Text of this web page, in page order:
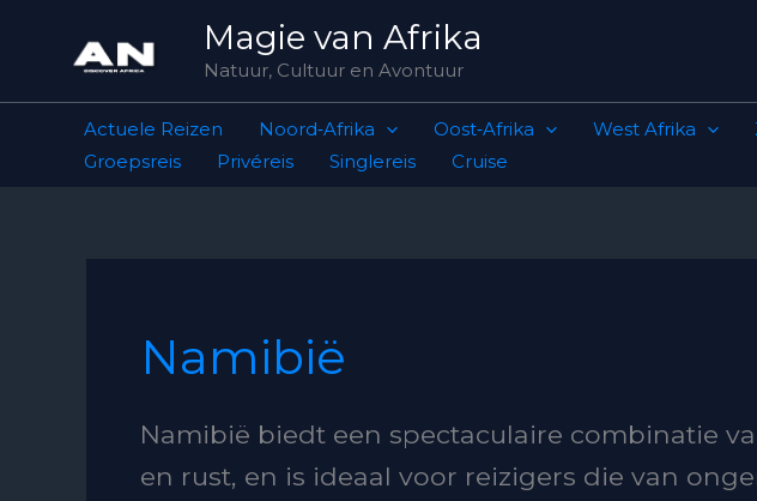
Magie van Afrika
Natuur, Cultuur en Avontuur
Actuele Reizen Noord‑Afrika Oost‑Afrika West Afrika
Groepsreis
Privéreis Singlereis Cruise
Namibië
Namibië biedt een spectaculaire combinatie
en rust, en is ideaal voor reizigers die van